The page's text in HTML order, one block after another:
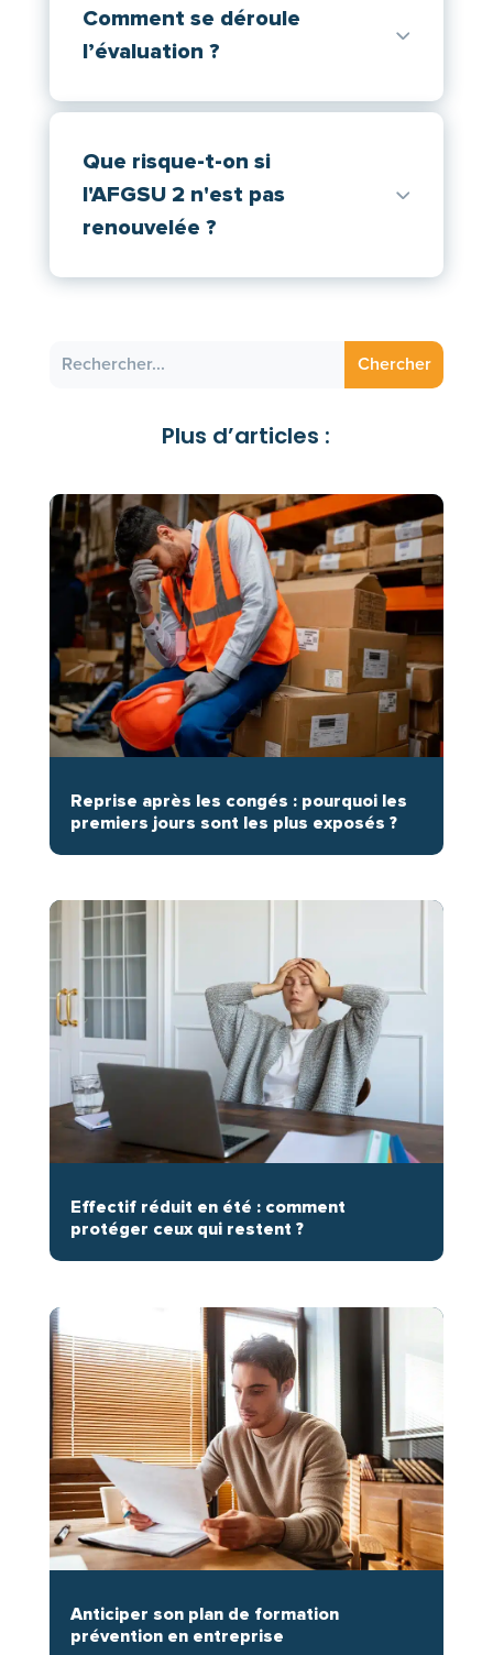
Comment se déroule
l’évaluation ?
Que risque-t-on si
l'AFGSU 2 n'est pas
renouvelée ?
Plus d’articles :
Reprise après les congés : pourquoi les
premiers jours sont les plus exposés ?
Effectif réduit en été : comment
protéger ceux qui restent ?
Anticiper son plan de formation
prévention en entreprise